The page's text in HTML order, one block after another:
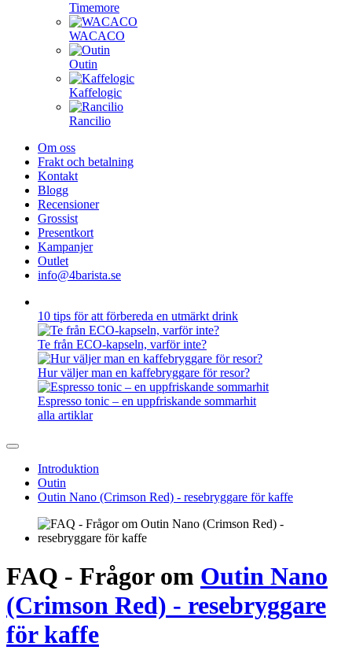
Timemore
WACACO
Outin
Kaffelogic
Rancilio
Om oss
Frakt och betalning
Kontakt
Blogg
Recensioner
Grossist
Presentkort
Kampanjer
Outlet
info@4barista.se
10 tips för att förbereda en utmärkt drink
Te från ECO-kapseln, varför inte?
Hur väljer man en kaffebryggare för resor?
Espresso tonic – en uppfriskande sommarhit
alla artiklar
Introduktion
Outin
Outin Nano (Crimson Red) - resebryggare för kaffe
FAQ - Frågor om Outin Nano
(Crimson Red) - resebryggare
för kaffe